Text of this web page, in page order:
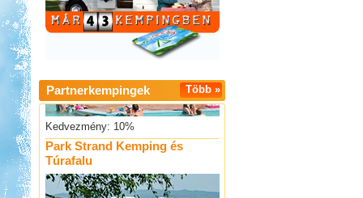
Több »
Partnerkempingek
Aqua Land
Kedvezmény: 10%
Park Strand Kemping és
Túrafalu